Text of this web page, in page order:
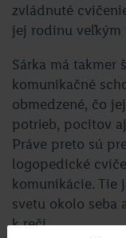
zvládnuté
jej rodinu veľkým
Sárka má takmer
komunikačné
obmedzené, čo
potrieb, pocitov
Práve preto sú
logopedické
komunikácie. Tie
svetu okolo seba
k reči.